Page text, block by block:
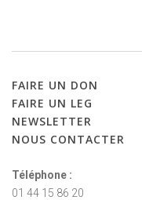
FAIRE UN DON
FAIRE UN LEG
NEWSLETTER
NOUS CONTACTER
Téléphone :
01 44 15 86 20